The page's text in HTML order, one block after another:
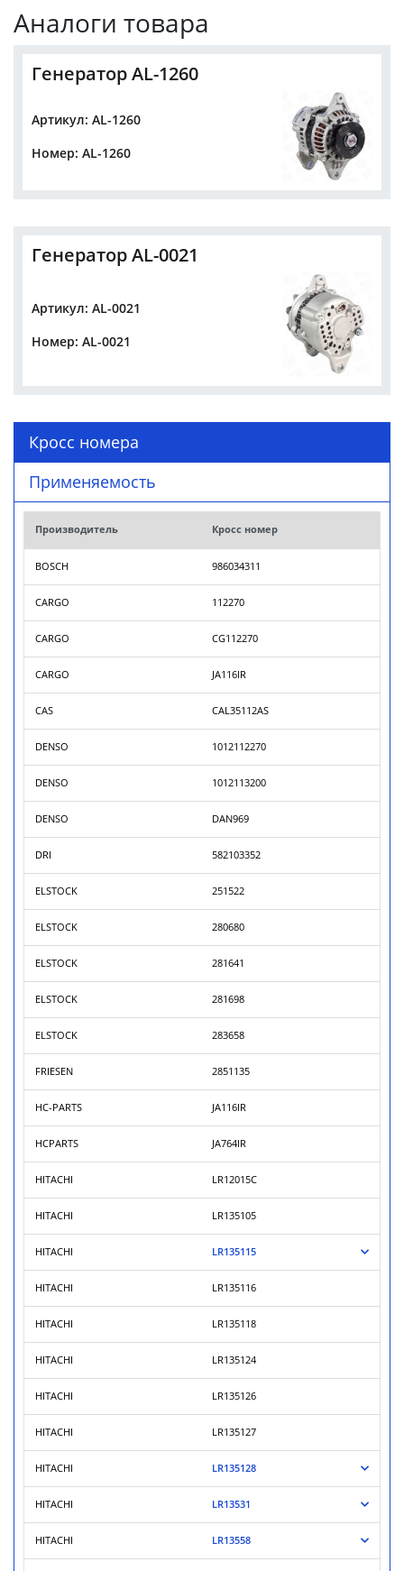
Аналоги товара
Генератор AL-1260
Артикул: AL-1260
Номер: AL-1260
Генератор AL-0021
Артикул: AL-0021
Номер: AL-0021
Кросс номера
Применяемость
Производитель Кросс номер
BOSCH 986034311
CARGO 112270
CARGO CG112270
CARGO JA116IR
CAS CAL35112AS
DENSO 1012112270
DENSO 1012113200
DENSO DAN969
DRI 582103352
ELSTOCK 251522
ELSTOCK 280680
ELSTOCK 281641
ELSTOCK 281698
ELSTOCK 283658
FRIESEN 2851135
HC-PARTS JA116IR
HCPARTS JA764IR
HITACHI LR12015C
HITACHI LR135105
HITACHI LR135115
HITACHI LR135116
HITACHI LR135118
HITACHI LR135124
HITACHI LR135126
HITACHI LR135127
HITACHI LR135128
HITACHI LR13531
HITACHI LR13558